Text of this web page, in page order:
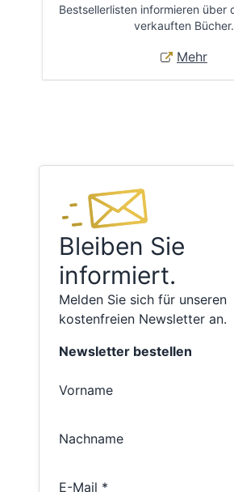
Bestsellerlisten informieren über
verkauften Bücher.
Mehr
Bleiben Sie
informiert.
Melden Sie sich für unseren
kostenfreien Newsletter an.